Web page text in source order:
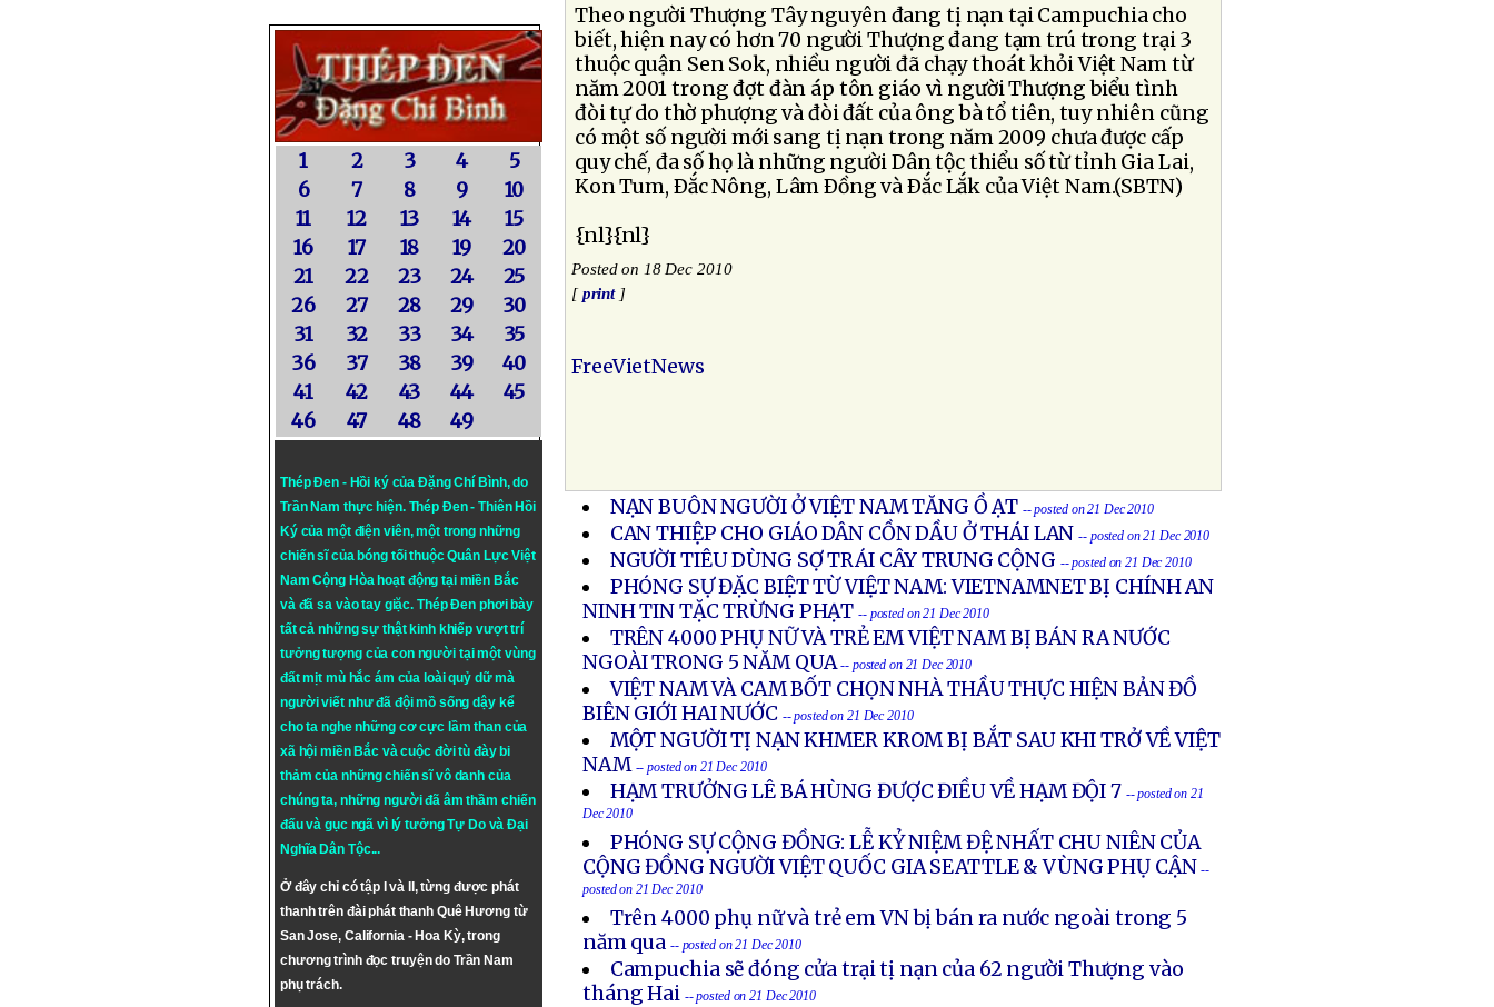
1 2 3 4
5
6
7 8 9
10
11
12 13 14
15
16
17 18 19
20
21
22 23 24
25
26
27 28 29
30
31
32 33 34
35
36
37 38 39
40
41
42 43 44
45
46
47 48 49
Thép Đen - Hồi ký của Đặng Chí Bình, do
Trần Nam thực hiện. Thép Đen- Thiên Hồi
Ký của một điện viên, một trong những
chiến sĩ của bóng tối thuộc Quân Lực Việt
Nam Cộng Hòa hoạt động tại miền Bắc
và đã sa vào tay giặc. Thép Đen phơi bày
tất cả những sự thật kinh khiếp vượt trí
tưởng tượng của con người tại một vùng
đất mịt mù hắc ám của loài quỷ dữ mà
người viết như đã đội mồ sống dậy kể
cho ta nghe những cơ cực lầm than của
xã hội miền Bắc và cuộc đời tù đày bi
thảm của những chiến sĩ vô danh của
chúng ta, những người đã âm thầm chiến
đấu và gục ngã vì lý tưởngTự DovàĐại
Nghĩa Dân Tộc...
Ở đây chỉ có tập I và II, từng được phát
thanh trên đài phát thanh Quê Hương từ
San Jose, California - Hoa Kỳ, trong
chương trình đọc truyện do Trần Nam
phụ trách.
Theo người Thượng Tây nguyên đang tị nạn tại Campuchia cho
biết, hiện nay có hơn 70 người Thượng đang tạm trú trong trại 3
thuộc quận Sen Sok, nhiều người đã chạy thoát khỏi Việt Nam từ
năm 2001 trong đợt đàn áp tôn giáo vì người Thượng biểu tình
đòi tự do thờ phượng và đòi đất của ông bà tổ tiên, tuy nhiên cũng
có một số người mới sang tị nạn trong năm 2009 chưa được cấp
quy chế, đa số họ là những người Dân tộc thiểu số từ tỉnh Gia Lai,
Kon Tum, Ðắc Nông, Lâm Ðồng và Ðắc Lắk của Việt Nam.(SBTN)
{nl}{nl}
Posted on 18 Dec 2010
[print]
FreeVietNews
NẠN BUÔN NGƯỜI Ở VIỆT NAM TĂNG Ồ ẠT -- posted on 21 Dec 2010
CAN THIỆP CHO GIÁO DÂN CỒN DẦU Ở THÁI LAN -- posted on 21 Dec 2010
NGƯỜI TIÊU DÙNG SỢ TRÁI CÂY TRUNG CỘNG -- posted on 21 Dec 2010
PHÓNG SỰ ĐẶC BIỆT TỪ VIỆT NAM: VIETNAMNET BỊ CHÍNH AN
NINH TIN TẶC TRỪNG PHẠT -- posted on 21 Dec 2010
TRÊN 4000 PHỤ NỮ VÀ TRẺ EM VIỆT NAM BỊ BÁN RA NƯỚC
NGOÀI TRONG 5 NĂM QUA -- posted on 21 Dec 2010
VIỆT NAM VÀ CAM BỐT CHỌN NHÀ THẦU THỰC HIỆN BẢN ĐỒ
BIÊN GIỚI HAI NƯỚC -- posted on 21 Dec 2010
MỘT NGƯỜI TỊ NẠN KHMER KROM BỊ BẮT SAU KHI TRỞ VỀ VIỆT
NAM -- posted on 21 Dec 2010
HẠM TRƯỞNG LÊ BÁ HÙNG ĐƯỢC ĐIỀU VỀ HẠM ĐỘI 7 -- posted on 21
Dec 2010
PHÓNG SỰ CỘNG ĐỒNG: LỄ KỶ NIỆM ĐỆ NHẤT CHU NIÊN CỦA
CỘNG ĐỒNG NGƯỜI VIỆT QUỐC GIA SEATTLE & VÙNG PHỤ CẬN --
posted on 21 Dec 2010
Trên 4000 phụ nữ và trẻ em VN bị bán ra nước ngoài trong 5
năm qua -- posted on 21 Dec 2010
Campuchia sẽ đóng cửa trại tị nạn của 62 người Thượng vào
tháng Hai -- posted on 21 Dec 2010